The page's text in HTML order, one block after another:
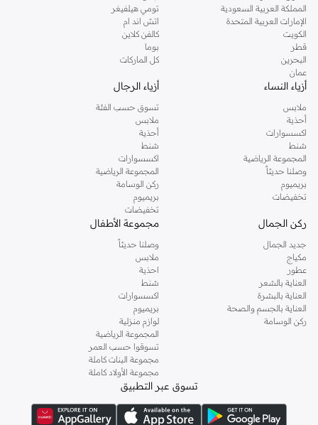
المملكة العربية السعودية
الإمارات العربية المتحدة
الكويت
قطر
البحرين
عمان
تومي هيلفيغر
اتش اند ام
كالفن كلاين
بوما
كل الماركات
أزياء النساء
ملابس
أحذية
اكسسوارات
شنط
المجموعة الرياضية
وصلنا حديثاً
بريميوم
تخفيضات
أزياء الرجال
تسوق حسب الفئة
ملابس
أحذية
شنط
اكسسوارات
المجموعة الرياضية
ركن الوسامة
بريميوم
تخفيضات
ركن الجمال
جديد الجمال
مكياج
عطور
العناية بالشعر
العناية بالبشرة
العناية بالجسم والصحة
ركن الوسامة
مجموعة الأطفال
وصلنا حديثاً
ملابس
احذية
شنط
اكسسوارات
بريميوم
لوازم منزلية
المجموعة الرياضية
تسوقوا حسب العمر
مجموعة البنات كاملة
مجموعة الأولاد كاملة
تسوق عبر التطبيق